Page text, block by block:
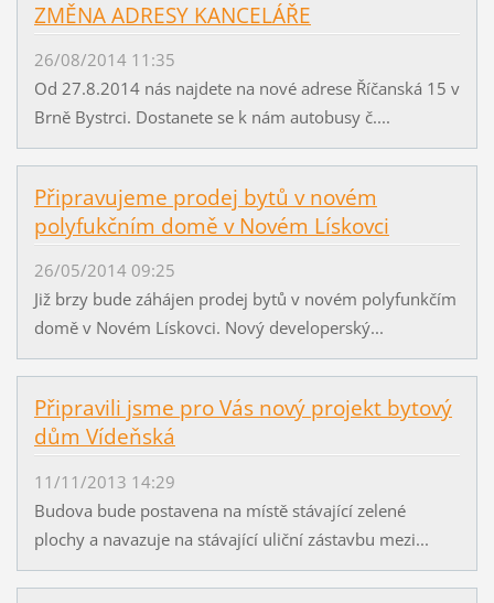
ZMĚNA ADRESY KANCELÁŘE
26/08/2014 11:35
Od 27.8.2014 nás najdete na nové adrese Říčanská 15 v
Brně Bystrci. Dostanete se k nám autobusy č....
Připravujeme prodej bytů v novém
polyfukčním domě v Novém Lískovci
26/05/2014 09:25
Již brzy bude záhájen prodej bytů v novém polyfunkčím
domě v Novém Lískovci. Nový developerský...
Připravili jsme pro Vás nový projekt bytový
dům Vídeňská
11/11/2013 14:29
Budova bude postavena na místě stávající zelené
plochy a navazuje na stávající uliční zástavbu mezi...